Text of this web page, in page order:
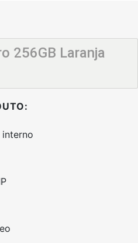
256GB Laranja
interno